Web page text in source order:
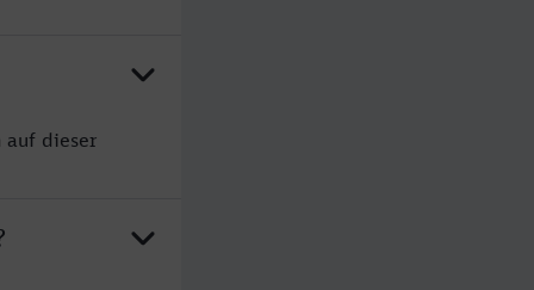
auf dieser